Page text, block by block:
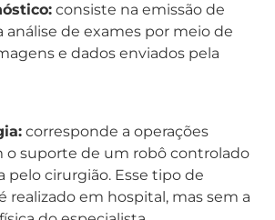
consiste na emissão de
análise de exames por meio de
e dados enviados pela
corresponde a operações
o suporte de um robô controlado
pelo cirurgião. Esse tipo de
realizado em hospital, mas sem a